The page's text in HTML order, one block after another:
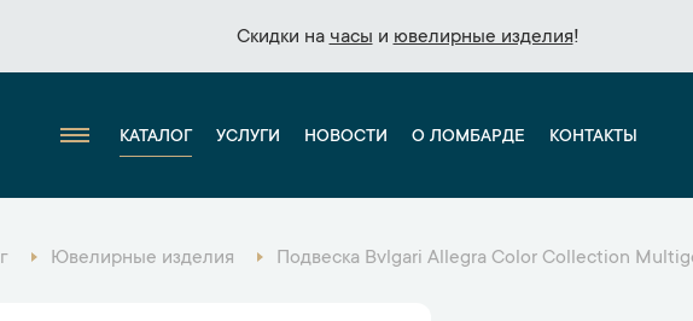
Скидки на часы и ювелирные изделия!
Скидки на часы и ювелирные изделия!
КАТАЛОГ УСЛУГИ НОВОСТИ О ЛОМБАРДЕ КОНТАКТЫ
Ювелирные изделия Подвеска Bvlgari Allegra Color Collection